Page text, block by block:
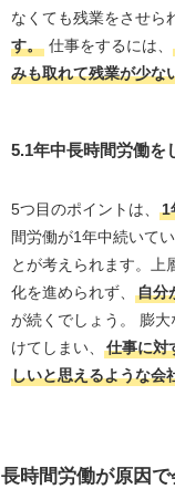
なくても残業をさせら
す。仕事をするには、
みも取れて残業が少な
5.1年中長時間労働を
5つ目のポイントは、 1
間労働が1年中続いてい
とが考えられます。上
化を進められず、
自分
が続くでしょう。 膨大
けてしまい、
仕事に対
しいと思えるような会
長時間労働が原因